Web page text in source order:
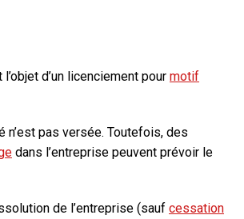
d’un licenciement pour motif
n’est pas versée. Toutefois, des
dans l’entreprise peuvent prévoir le
de l’entreprise (sauf cessation